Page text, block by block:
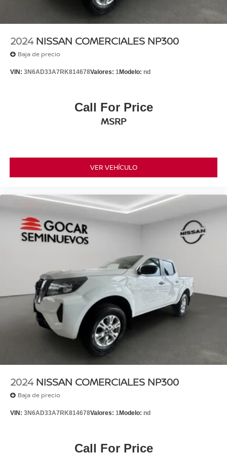
2024 NISSAN COMERCIALES NP300
Baja de precio
VIN: 3N6AD33A7RK814678Valores: 1Modelo: nd
Call For Price
MSRP
VER VEHÍCULO
2024 NISSAN COMERCIALES NP300
Baja de precio
VIN: 3N6AD33A7RK814678Valores: 1Modelo: nd
Call For Price